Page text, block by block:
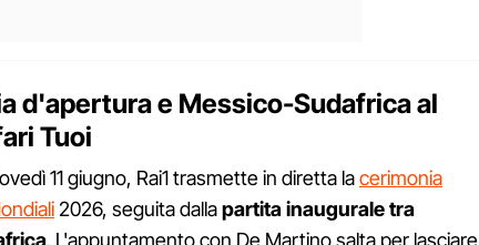
d'apertura e Messico-Sudafrica al
Tuoi
11 giugno, Rai1 trasmette in diretta lacerimonia
2026, seguita dallapartita inaugurale tra
. L'appuntamento con De Martino salta per lasciare